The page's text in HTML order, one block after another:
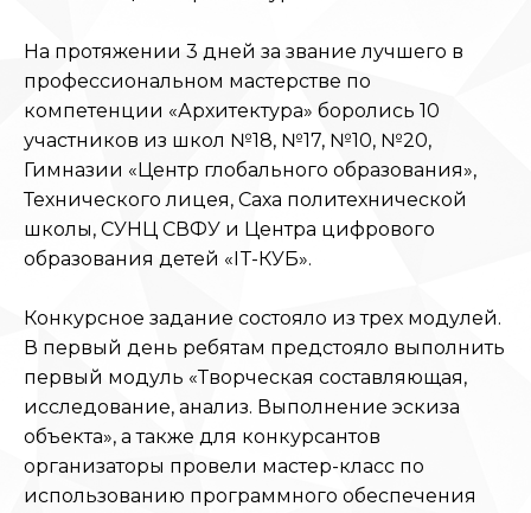
На протяжении 3 дней за звание лучшего в
профессиональном мастерстве по
компетенции «Архитектура» боролись 10
участников из школ №18, №17, №10, №20,
Гимназии «Центр глобального образования»,
Технического лицея, Саха политехнической
школы, СУНЦ СВФУ и Центра цифрового
образования детей «IT-КУБ».
Конкурсное задание состояло из трех модулей.
В первый день ребятам предстояло выполнить
первый модуль «Творческая составляющая,
исследование, анализ. Выполнение эскиза
объекта», а также для конкурсантов
организаторы провели мастер-класс по
использованию программного обеспечения